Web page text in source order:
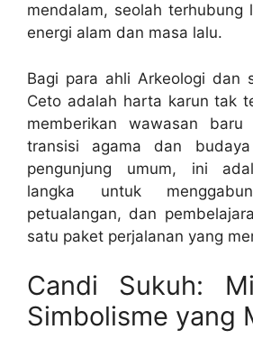
mendalam, seolah terhubung
energi alam dan masa lalu.
Bagi para ahli Arkeologi dan
Ceto adalah harta karun tak
memberikan wawasan baru
transisi agama dan
pengunjung umum, ini
langka untuk
petualangan, dan
satu paket perjalanan yang
Candi Sukuh:
Simbolisme yang